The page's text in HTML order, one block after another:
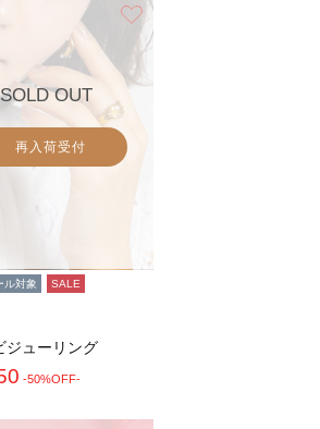
お気に入り
SOLD OUT
再入荷受付
ル対象 SALE
ジューリング
-50%OFF-